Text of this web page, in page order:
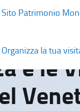
Sito Patrimonio
Organizza la tua
e le